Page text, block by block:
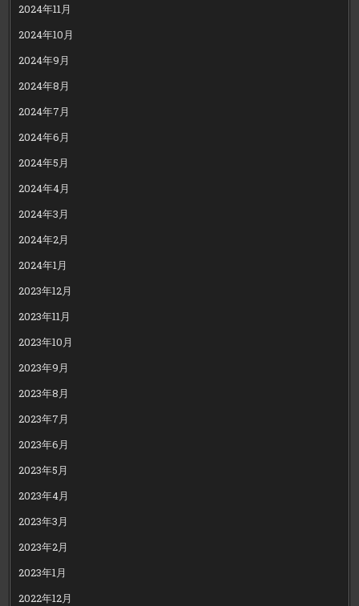
2024年11月
2024年10月
2024年9月
2024年8月
2024年7月
2024年6月
2024年5月
2024年4月
2024年3月
2024年2月
2024年1月
2023年12月
2023年11月
2023年10月
2023年9月
2023年8月
2023年7月
2023年6月
2023年5月
2023年4月
2023年3月
2023年2月
2023年1月
2022年12月